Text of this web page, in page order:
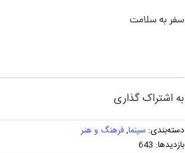
سفر به سلامت
به اشتراک گذاری
دسته‌بندی: سینما, فرهنگ و هنر
بازدیدها: 643